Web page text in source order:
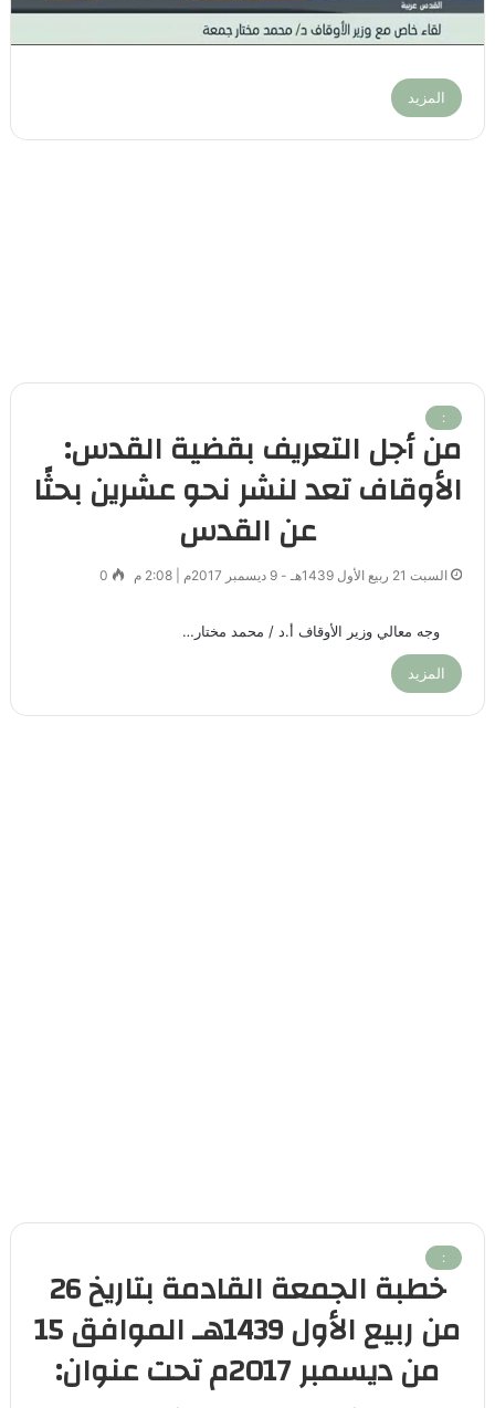
المزيد
:
من أجل التعريف بقضية القدس:
الأوقاف تعد لنشر نحو عشرين بحثًا
عن القدس
السبت 21 ربيع الأول 1439هـ - 9 ديسمبر 2017م | 2:08 م 0
وجه معالي وزير الأوقاف أ.د / محمد مختار…
المزيد
:
خطبة الجمعة القادمة بتاريخ 26
من ربيع الأول 1439هـ الموافق 15
من ديسمبر 2017م تحت عنوان: